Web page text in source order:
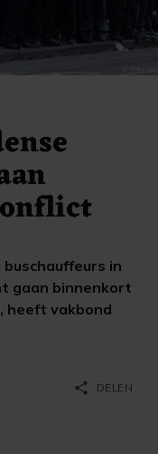
buschauffeurs in
gaan binnenkort
heeft vakbond
share DELEN